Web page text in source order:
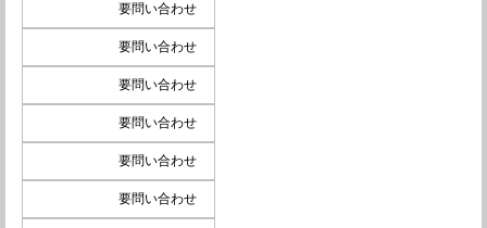
要問い合わせ
要問い合わせ
要問い合わせ
要問い合わせ
要問い合わせ
要問い合わせ